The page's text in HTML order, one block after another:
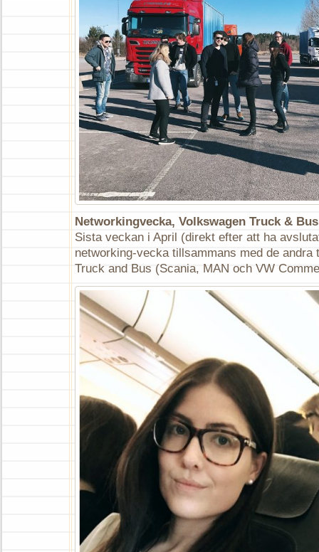
Networkingvecka, Volkswagen Truck & Bus
Sista veckan i April (direkt efter att ha
networking-vecka tillsammans med de andra
Truck and Bus (Scania, MAN och VW